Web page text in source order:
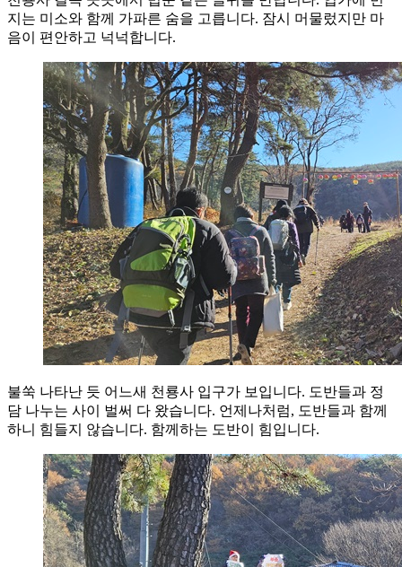
지는 미소와 함께 가파른 숨을 고릅니다. 잠시 머물렀지만 마
음이 편안하고 넉넉합니다.
불쑥 나타난 듯 어느새 천룡사 입구가 보입니다. 도반들과 정
담 나누는 사이 벌써 다 왔습니다. 언제나처럼, 도반들과 함께
하니 힘들지 않습니다. 함께하는 도반이 힘입니다.